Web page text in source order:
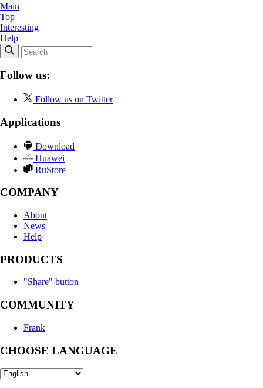
Main
Top
Interesting
Help
Follow us:
Follow us on Twitter
Applications
Download
Huawei
RuStore
COMPANY
About
News
Help
PRODUCTS
"Share" button
COMMUNITY
Frank
CHOOSE LANGUAGE